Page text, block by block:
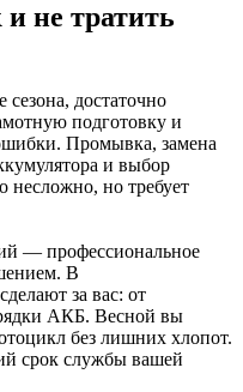
не тратить
сезона, достаточно
подготовку и
Промывка, замена
и выбор
несложно, но требует
— профессиональное
В
за вас: от
АКБ. Весной вы
без лишних хлопот.
срок службы вашей